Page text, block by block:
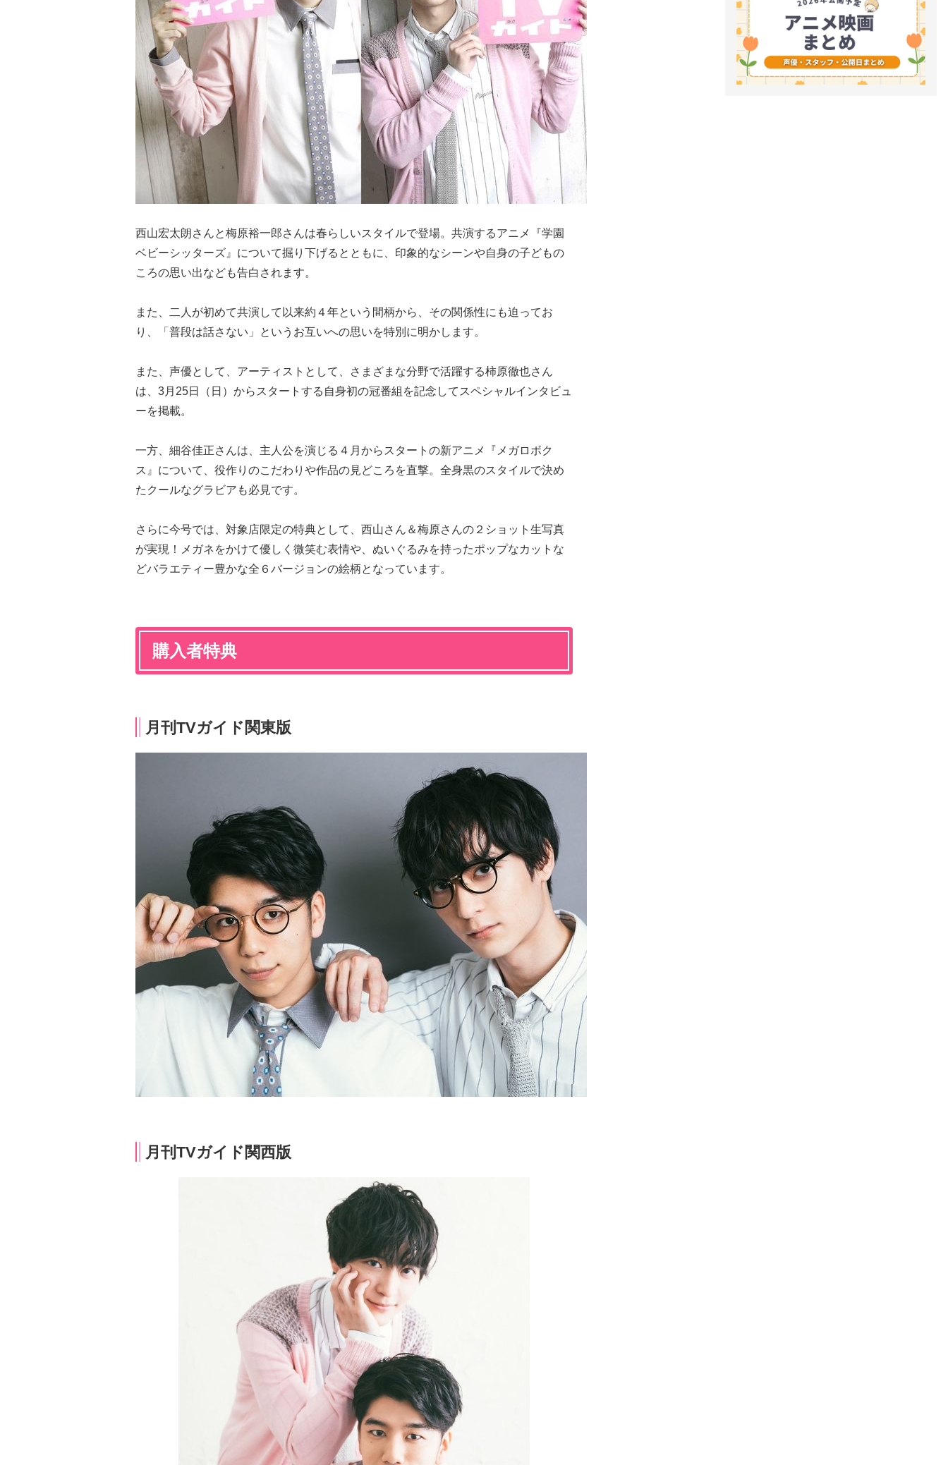
西山宏太朗さんと梅原裕一郎さんは春らしいスタイルで登場。共演するアニメ『学園
ベビーシッターズ』について掘り下げるとともに、印象的なシーンや自身の子どもの
ころの思い出なども告白されます。
また、二人が初めて共演して以来約４年という間柄から、その関係性にも迫ってお
り、「普段は話さない」というお互いへの思いを特別に明かします。
また、声優として、アーティストとして、さまざまな分野で活躍する柿原徹也さん
は、3月25日（日）からスタートする自身初の冠番組を記念してスペシャルインタビュ
ーを掲載。
一方、細谷佳正さんは、主人公を演じる４月からスタートの新アニメ『メガロボク
ス』について、役作りのこだわりや作品の見どころを直撃。全身黒のスタイルで決め
たクールなグラビアも必見です。
さらに今号では、対象店限定の特典として、西山さん＆梅原さんの２ショット生写真
が実現！メガネをかけて優しく微笑む表情や、ぬいぐるみを持ったポップなカットな
どバラエティー豊かな全６バージョンの絵柄となっています。
購入者特典
月刊TVガイド関東版
月刊TVガイド関西版